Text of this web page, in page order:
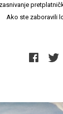
Ako ste zaboravili